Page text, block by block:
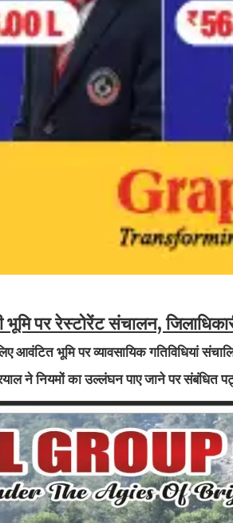
पर रेस्टोरेंट संचालन,
आवंटित भूमि पर व्यावसायिक गतिविधियां
ने नियमों का उल्लंघन पाए जाने पर संबंधित